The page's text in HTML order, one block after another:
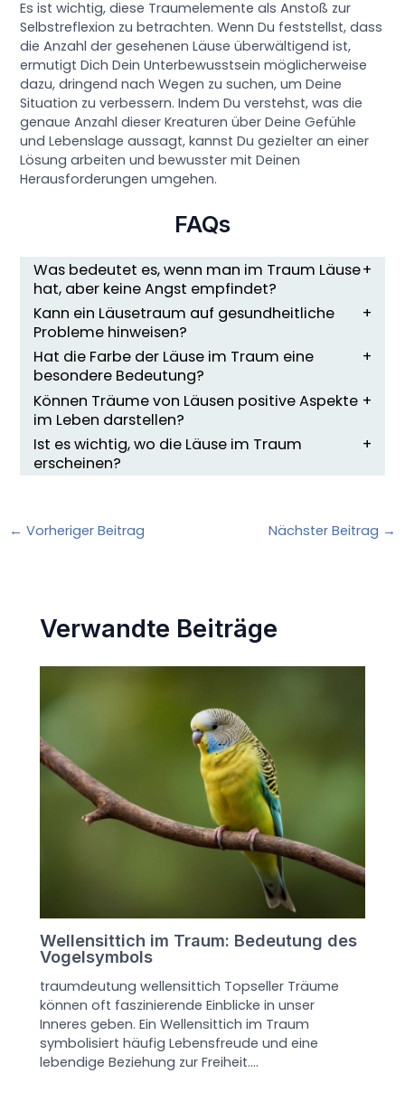
Es ist wichtig, diese Traumelemente als Anstoß zur
Selbstreflexion zu betrachten. Wenn Du feststellst, dass
die Anzahl der gesehenen Läuse überwältigend ist,
ermutigt Dich Dein Unterbewusstsein möglicherweise
dazu, dringend nach Wegen zu suchen, um Deine
Situation zu verbessern. Indem Du verstehst, was die
genaue Anzahl dieser Kreaturen über Deine Gefühle
und Lebenslage aussagt, kannst Du gezielter an einer
Lösung arbeiten und bewusster mit Deinen
Herausforderungen umgehen.
FAQs
Was bedeutet es, wenn man im Traum Läuse
hat, aber keine Angst empfindet?
Kann ein Läusetraum auf gesundheitliche
Probleme hinweisen?
Hat die Farbe der Läuse im Traum eine
besondere Bedeutung?
Können Träume von Läusen positive Aspekte
im Leben darstellen?
Ist es wichtig, wo die Läuse im Traum
erscheinen?
← Vorheriger Beitrag Nächster Beitrag →
Verwandte Beiträge
Wellensittich im Traum: Bedeutung des
Vogelsymbols
traumdeutung wellensittich Topseller Träume
können oft faszinierende Einblicke in unser
Inneres geben. Ein Wellensittich im Traum
symbolisiert häufig Lebensfreude und eine
lebendige Beziehung zur Freiheit.…